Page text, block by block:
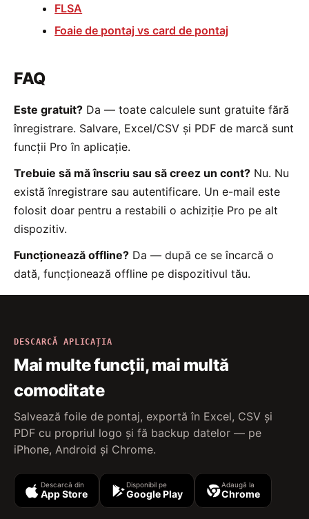
FLSA
Foaie de pontaj vs card de pontaj
FAQ
Este gratuit? Da — toate calculele sunt gratuite fără
înregistrare. Salvare, Excel/CSV și PDF de marcă sunt
funcții Pro în aplicație.
Trebuie să mă înscriu sau să creez un cont? Nu. Nu
există înregistrare sau autentificare. Un e-mail este
folosit doar pentru a restabili o achiziție Pro pe alt
dispozitiv.
Funcționează offline? Da — după ce se încarcă o
dată, funcționează offline pe dispozitivul tău.
DESCARCĂ APLICAȚIA
Mai multe funcții, mai multă
comoditate
Salvează foile de pontaj, exportă în Excel, CSV și
PDF cu propriul logo și fă backup datelor — pe
iPhone, Android și Chrome.
Descarcă din
App Store
Disponibil pe
Google Play
Adaugă la
Chrome